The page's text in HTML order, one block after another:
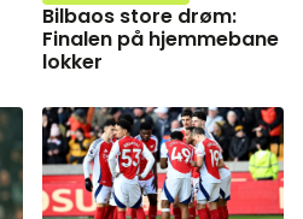
Bilbaos store drøm:
Finalen på hjemmebane
lokker